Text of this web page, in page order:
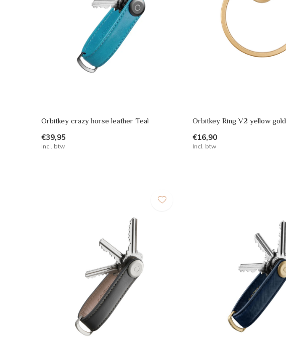
Orbitkey crazy horse leather Teal
€39,95
Incl. btw
Orbitkey Ring V2 yellow gold
€16,90
Incl. btw